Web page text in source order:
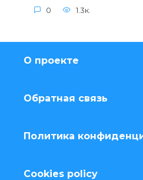
0 1.3к.
О проекте
Обратная связь
Политика
Cookies policy